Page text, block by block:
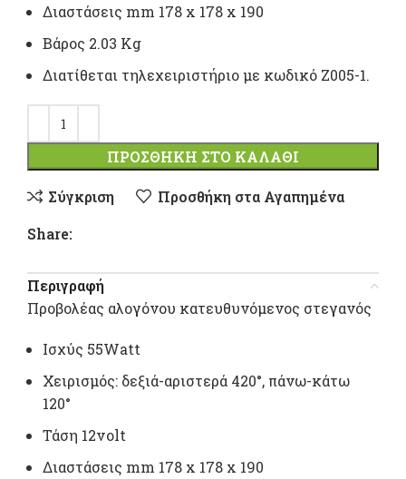
Διαστάσεις mm 178 x 178 x 190
Βάρος 2.03 Kg
Διατίθεται τηλεχειριστήριο με κωδικό Z005-1.
ΠΡΟΣΘΉΚΗ ΣΤΟ ΚΑΛΆΘΙ
Σύγκριση
Προσθήκη στα Αγαπημένα
Share:
Περιγραφή
Προβολέας αλογόνου κατευθυνόμενος στεγανός
Ισχύς 55Watt
Χειρισμός: δεξιά-αριστερά 420°, πάνω-κάτω
120°
Τάση 12volt
Διαστάσεις mm 178 x 178 x 190